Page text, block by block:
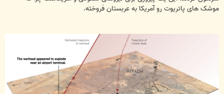
موشک های پاتریوت رو آمریکا به عربستان فروخته.